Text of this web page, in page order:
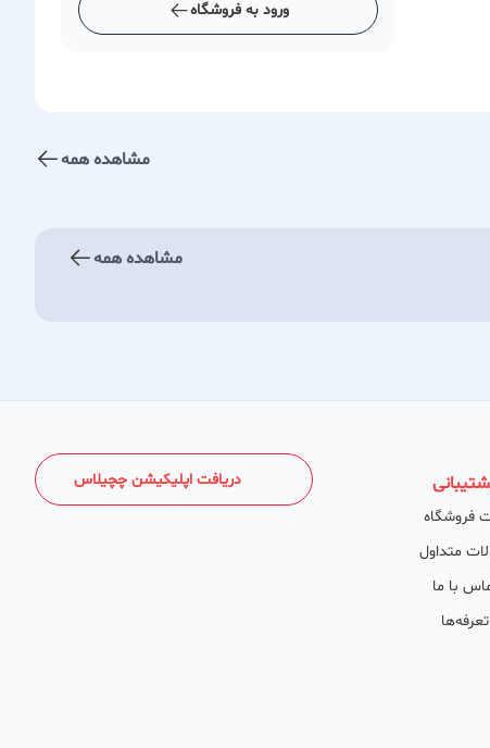
ورود به فروشگاه
مشاهده همه
مشاهده همه
فروشگاه
متداول
با ما
تعرفه‌ها
دریافت اپلیکیشن چچیلاس